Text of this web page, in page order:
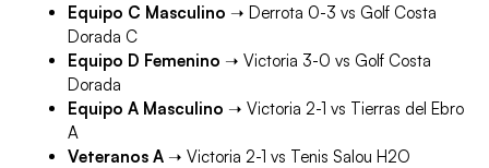
Equipo C Masculino ➝ Derrota 0-3 vs Golf Costa
Dorada C
Equipo D Femenino ➝ Victoria 3-0 vs Golf Costa
Dorada
Equipo A Masculino ➝ Victoria 2-1 vs Tierras del Ebro
A
Veteranos A ➝ Victoria 2-1 vs Tenis Salou H2O